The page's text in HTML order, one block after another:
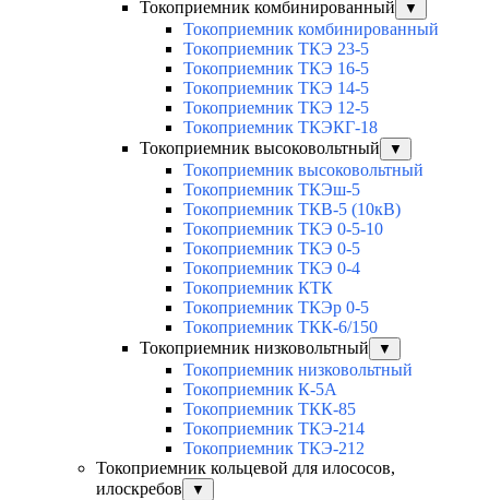
Токоприемник комбинированный
▼
Токоприемник комбинированный
Токоприемник ТКЭ 23-5
Токоприемник ТКЭ 16-5
Токоприемник ТКЭ 14-5
Токоприемник ТКЭ 12-5
Токоприемник ТКЭКГ-18
Токоприемник высоковольтный
▼
Токоприемник высоковольтный
Токоприемник ТКЭш-5
Токоприемник ТКВ-5 (10кВ)
Токоприемник ТКЭ 0-5-10
Токоприемник ТКЭ 0-5
Токоприемник ТКЭ 0-4
Токоприемник КТК
Токоприемник ТКЭр 0-5
Токоприемник ТКК-6/150
Токоприемник низковольтный
▼
Токоприемник низковольтный
Токоприемник К-5А
Токоприемник ТКК-85
Токоприемник ТКЭ-214
Токоприемник ТКЭ-212
Токоприемник кольцевой для илососов,
илоскребов
▼